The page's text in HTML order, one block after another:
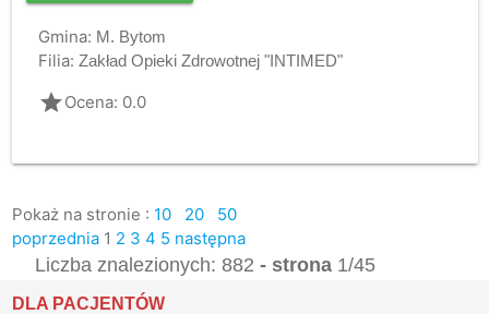
Gmina: M. Bytom
Filia: Zakład Opieki Zdrowotnej "INTIMED"
gradeOcena: 0.0
Pokaż na stronie : 10 20
50
poprzednia 1 2 3 4 5 następna
Liczba znalezionych: 882 - strona 1/45
DLA PACJENTÓW